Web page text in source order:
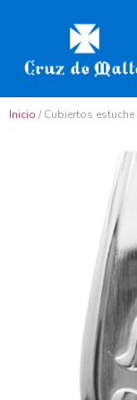
Inicio / Cubiertos estuche